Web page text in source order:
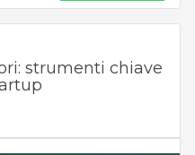
strumenti chiave